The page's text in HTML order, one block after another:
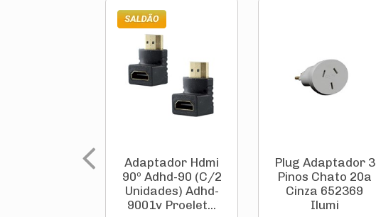
Adaptador Hdmi
90º Adhd-90 (C/2
Unidades) Adhd-
9001v Proelet...
Plug Adaptador 3
Pinos Chato 20a
Cinza 652369
Ilumi